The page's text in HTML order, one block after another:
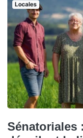
Locales
Sénatoriales